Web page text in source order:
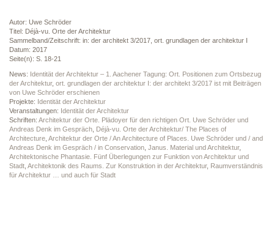
Autor: Uwe Schröder
Titel: Déjà-vu. Orte der Architektur
Sammelband/Zeitschrift: in: der architekt 3/2017, ort. grundlagen der architektur I
Datum: 2017
Seite(n): S. 18-21
News: Identität der Architektur – 1. Aachener Tagung: Ort. Positionen zum Ortsbezug
der Architektur, ort. grundlagen der architektur I: der architekt 3/2017 ist mit Beiträgen
von Uwe Schröder erschienen
Projekte: Identität der Architektur
Veranstaltungen: Identität der Architektur
Schriften: Architektur der Orte. Plädoyer für den richtigen Ort. Uwe Schröder und
Andreas Denk im Gespräch Déjà-vu. Orte der Architektur/ The Places of
Architecture Architektur der Orte / An Architecture of Places. Uwe Schröder und / and
Andreas Denk im Gespräch / in Conservation Janus. Material und Architektur,
Architektonische Phantasie. Fünf Überlegungen zur Funktion von Architektur und
Stadt Architektonik des Raums. Zur Konstruktion in der Architektur, Raumverständnis
für Architektur … und auch für Stadt